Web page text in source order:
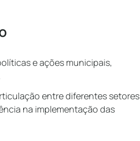
e ações municipais,
entre diferentes setores
na implementação das